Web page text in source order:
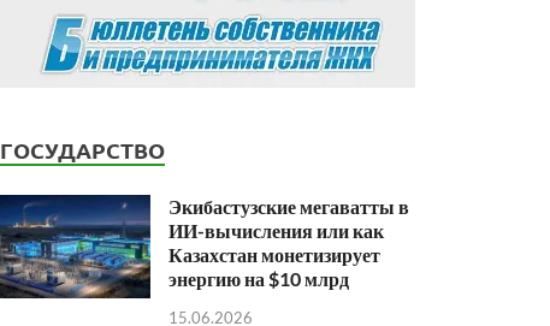
ГОСУДАРСТВО
Экибастузские мегаватты в
ИИ-вычисления или как
Казахстан монетизирует
энергию на $10 млрд
15.06.2026